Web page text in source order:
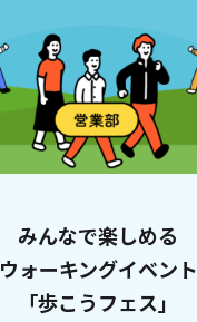
みんなで楽しめる
ウォーキングイベント
「歩こうフェス」